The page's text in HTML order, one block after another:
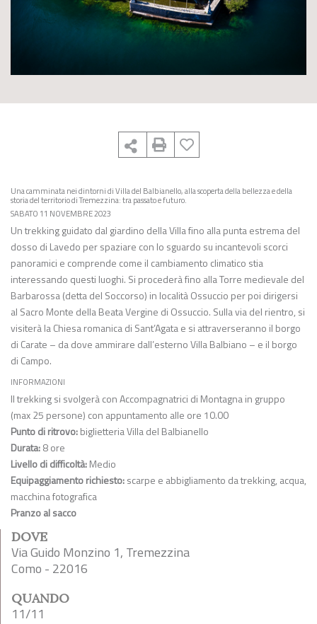
Una camminata nei dintorni di Villa del Balbianello, alla scoperta della bellezza e della
storia del territorio di Tremezzina: tra passato e futuro.
SABATO 11 NOVEMBRE 2023
Un trekking guidato dal giardino della Villa fino alla punta estrema del
dosso di Lavedo per spaziare con lo sguardo su incantevoli scorci
panoramici e comprende come il cambiamento climatico stia
interessando questi luoghi. Si procederà fino alla Torre medievale del
Barbarossa (detta del Soccorso) in località Ossuccio per poi dirigersi
al Sacro Monte della Beata Vergine di Ossuccio. Sulla via del rientro, si
visiterà la Chiesa romanica di Sant’Agata e si attraverseranno il borgo
di Carate – da dove ammirare dall’esterno Villa Balbiano – e il borgo
di Campo.
INFORMAZIONI
Il trekking si svolgerà con Accompagnatrici di Montagna in gruppo
(max 25 persone) con appuntamento alle ore 10.00
Punto di ritrovo:biglietteria Villa del Balbianello
Durata:8 ore
Livello di difficoltà:Medio
Equipaggiamento richiesto:scarpe e abbigliamento da trekking, acqua,
macchina fotografica
Pranzo al sacco
DOVE
Via Guido Monzino 1, Tremezzina
Como - 22016
QUANDO
11/11